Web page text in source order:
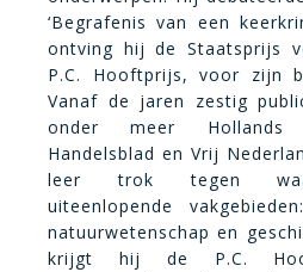
‘Begrafenis van een
ontving hij de Staatsprijs
P.C. Hooftprijs, voor zijn
Vanaf de jaren zestig
onder meer Hollands
Handelsblad en Vrij
leer trok tegen
uiteenlopende
natuurwetenschap en
krijgt hij de P.C.